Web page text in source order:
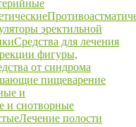
эректильной
Средства для лечения
фигуры,
от синдрома
пищеварение
и
и снотворные
Лечение полости